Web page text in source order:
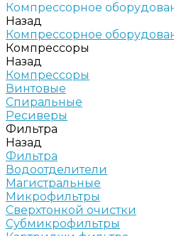
Компрессорное
Назад
Компрессорное
Компрессоры
Назад
Компрессоры
Винтовые
Спиральные
Ресиверы
Фильтра
Назад
Фильтра
Водоотделители
Магистральные
Микрофильтры
Сверхтонкой очистки
Субмикрофильтры